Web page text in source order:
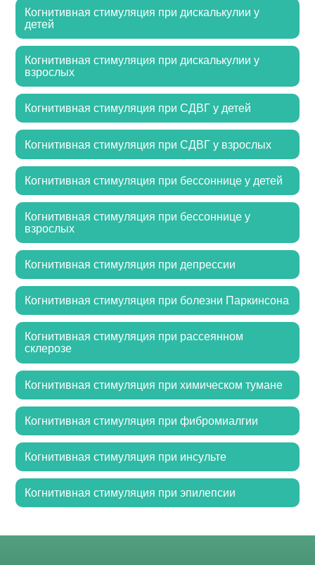
Когнитивная стимуляция при дискалькулии у
детей
Когнитивная стимуляция при дискалькулии у
взрослых
Когнитивная стимуляция при СДВГ у детей
Когнитивная стимуляция при СДВГ у взрослых
Когнитивная стимуляция при бессоннице у детей
Когнитивная стимуляция при бессоннице у
взрослых
Когнитивная стимуляция при депрессии
Когнитивная стимуляция при болезни Паркинсона
Когнитивная стимуляция при рассеянном
склерозе
Когнитивная стимуляция при химическом тумане
Когнитивная стимуляция при фибромиалгии
Когнитивная стимуляция при инсульте
Когнитивная стимуляция при эпилепсии